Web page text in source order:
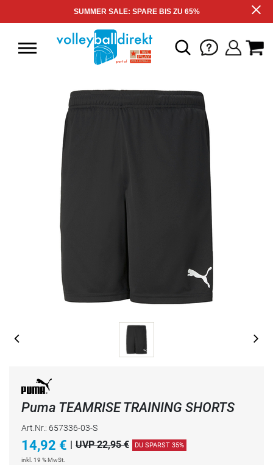
SUMMER SALE: SPARE BIS ZU 65%
Puma TEAMRISE TRAINING SHORTS
Art.Nr.: 657336-03-S
14,92 € UVP 22,95 € DU SPARST 35%
inkl. 19 % MwSt.